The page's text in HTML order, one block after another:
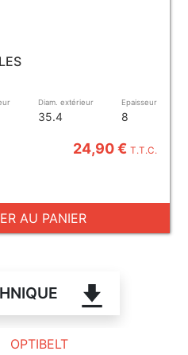
Diam. extérieur
35.4
Epaisseur
8
24,90 €T.T.C.
AU PANIER
OPTIBELT